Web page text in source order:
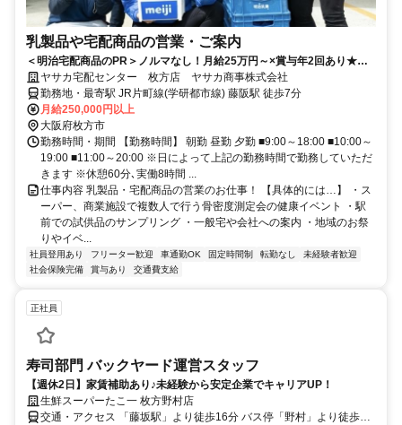
乳製品や宅配商品の営業・ご案内
＜明治宅配商品のPR＞ノルマなし！月給25万円～×賞与年2回あり★長
期休暇ありでお休みも充実◎
ヤサカ宅配センター 枚方店 ヤサカ商事株式会社
勤務地・最寄駅 JR片町線(学研都市線) 藤阪駅 徒歩7分
月給250,000円以上
大阪府枚方市
勤務時間・期間 【勤務時間】 朝勤 昼勤 夕勤 ■9:00～18:00 ■10:00～
19:00 ■11:00～20:00 ※日によって上記の勤務時間で勤務していただ
きます ※休憩60分､実働8時間 ...
仕事内容 乳製品・宅配商品の営業のお仕事！ 【具体的には…】 ・ス
ーパー、商業施設で複数人で行う骨密度測定会の健康イベント ・駅
前での試供品のサンプリング ・一般宅や会社への案内 ・地域のお祭
りやイベ...
社員登用あり フリーター歓迎 車通勤OK 固定時間制 転勤なし
未経験者歓迎
社会保険完備
賞与あり 交通費支給
正社員
寿司部門 バックヤード運営スタッフ
【週休2日】家賃補助あり♪未経験から安定企業でキャリアUP！
生鮮スーパーたこ一 枚方野村店
交通・アクセス 「藤坂駅」より徒歩16分 バス停「野村」より徒歩6